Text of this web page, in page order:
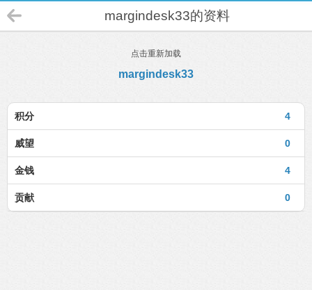
margindesk33的资料
点击重新加载
margindesk33
4
积分
0
威望
4
金钱
0
贡献